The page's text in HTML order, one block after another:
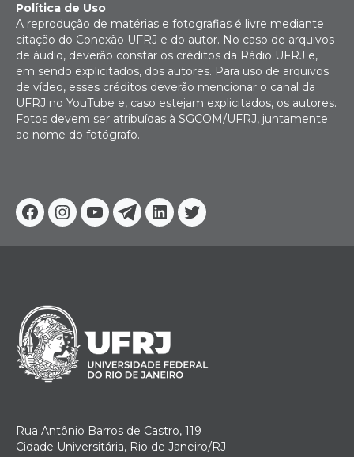
Facebook
Instagram
YoutubeTelegram
Linkedin
Twitter
Política de Uso
A reprodução de matérias e fotografias é livre mediante
citação do Conexão UFRJ e do autor. No caso de arquivos
de áudio, deverão constar os créditos da Rádio UFRJ e,
em sendo explicitados, dos autores. Para uso de arquivos
de vídeo, esses créditos deverão mencionar o canal da
UFRJ no YouTube e, caso estejam explicitados, os autores.
Fotos devem ser atribuídas à SGCOM/UFRJ, juntamente
ao nome do fotógrafo.
Rua Antônio Barros de Castro, 119
Cidade Universitária, Rio de Janeiro/RJ